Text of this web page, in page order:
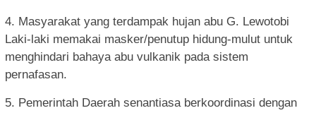
4. Masyarakat yang terdampak hujan abu G. Lewotobi
Laki-laki memakai masker/penutup hidung-mulut untuk
menghindari bahaya abu vulkanik pada sistem
pernafasan.
5. Pemerintah Daerah senantiasa berkoordinasi dengan